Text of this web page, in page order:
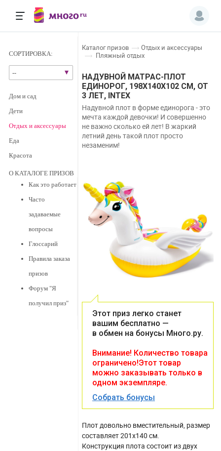
СОРТИРОВКА:
--
дом и сад
дети
отдых и аксессуары
еда
красота
О КАТАЛОГЕ ПРИЗОВ
Как это работает
Часто
задаваемые
вопросы
Глоссарий
Правила заказа
призов
Форум "Я
получил приз"
каталог призов
отдых и аксессуары
пляжный отдых
НАДУВНОЙ МАТРАС-ПЛОТ
ЕДИНОРОГ, 198Х140Х102 СМ, ОТ
3 ЛЕТ, INTEX
Надувной плот в форме единорога - это
мечта каждой девочки! И совершенно
не важно сколько ей лет! В жаркий
летний день такой плот просто
незаменим!
Этот приз легко станет
вашим бесплатно —
в обмен на бонусы Много.ру.
Внимание! Количество товара
ограничено!Этот товар
можно заказывать только в
одном экземпляре.
Собрать бонусы
Плот довольно вместительный, размер
составляет 201х140 см.
Конструкция плота состоит из двух